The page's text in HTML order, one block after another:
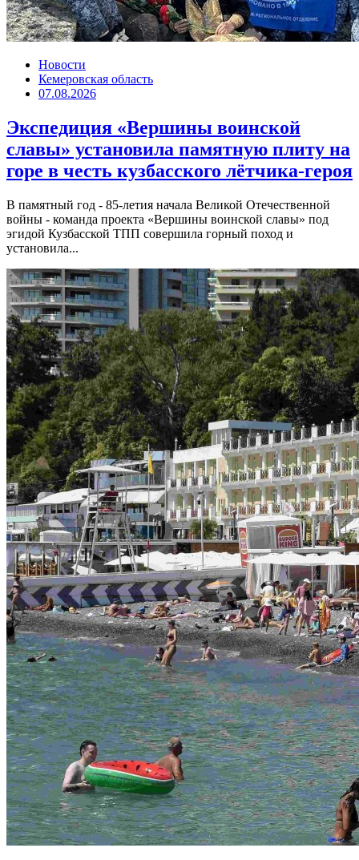
Новости
Кемеровская область
07.08.2026
Экспедиция «Вершины воинской
славы» установила памятную плиту на
горе в честь кузбасского лётчика-героя
В памятный год - 85-летия начала Великой Отечественной
войны - команда проекта «Вершины воинской славы» под
эгидой Кузбасской ТПП совершила горный поход и
установила...